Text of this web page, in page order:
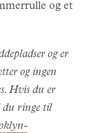
og et
og er
og ingen
Hvis du er
du ringe til